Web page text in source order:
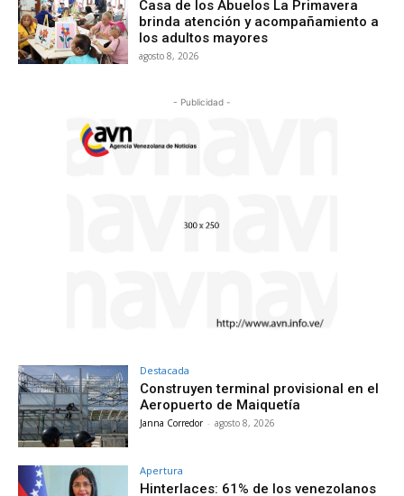
Casa de los Abuelos La Primavera
brinda atención y acompañamiento a
los adultos mayores
agosto 8, 2026
- Publicidad -
Destacada
Construyen terminal provisional en el
Aeropuerto de Maiquetía
Janna Corredor - agosto 8, 2026
Apertura
Hinterlaces: 61% de los venezolanos